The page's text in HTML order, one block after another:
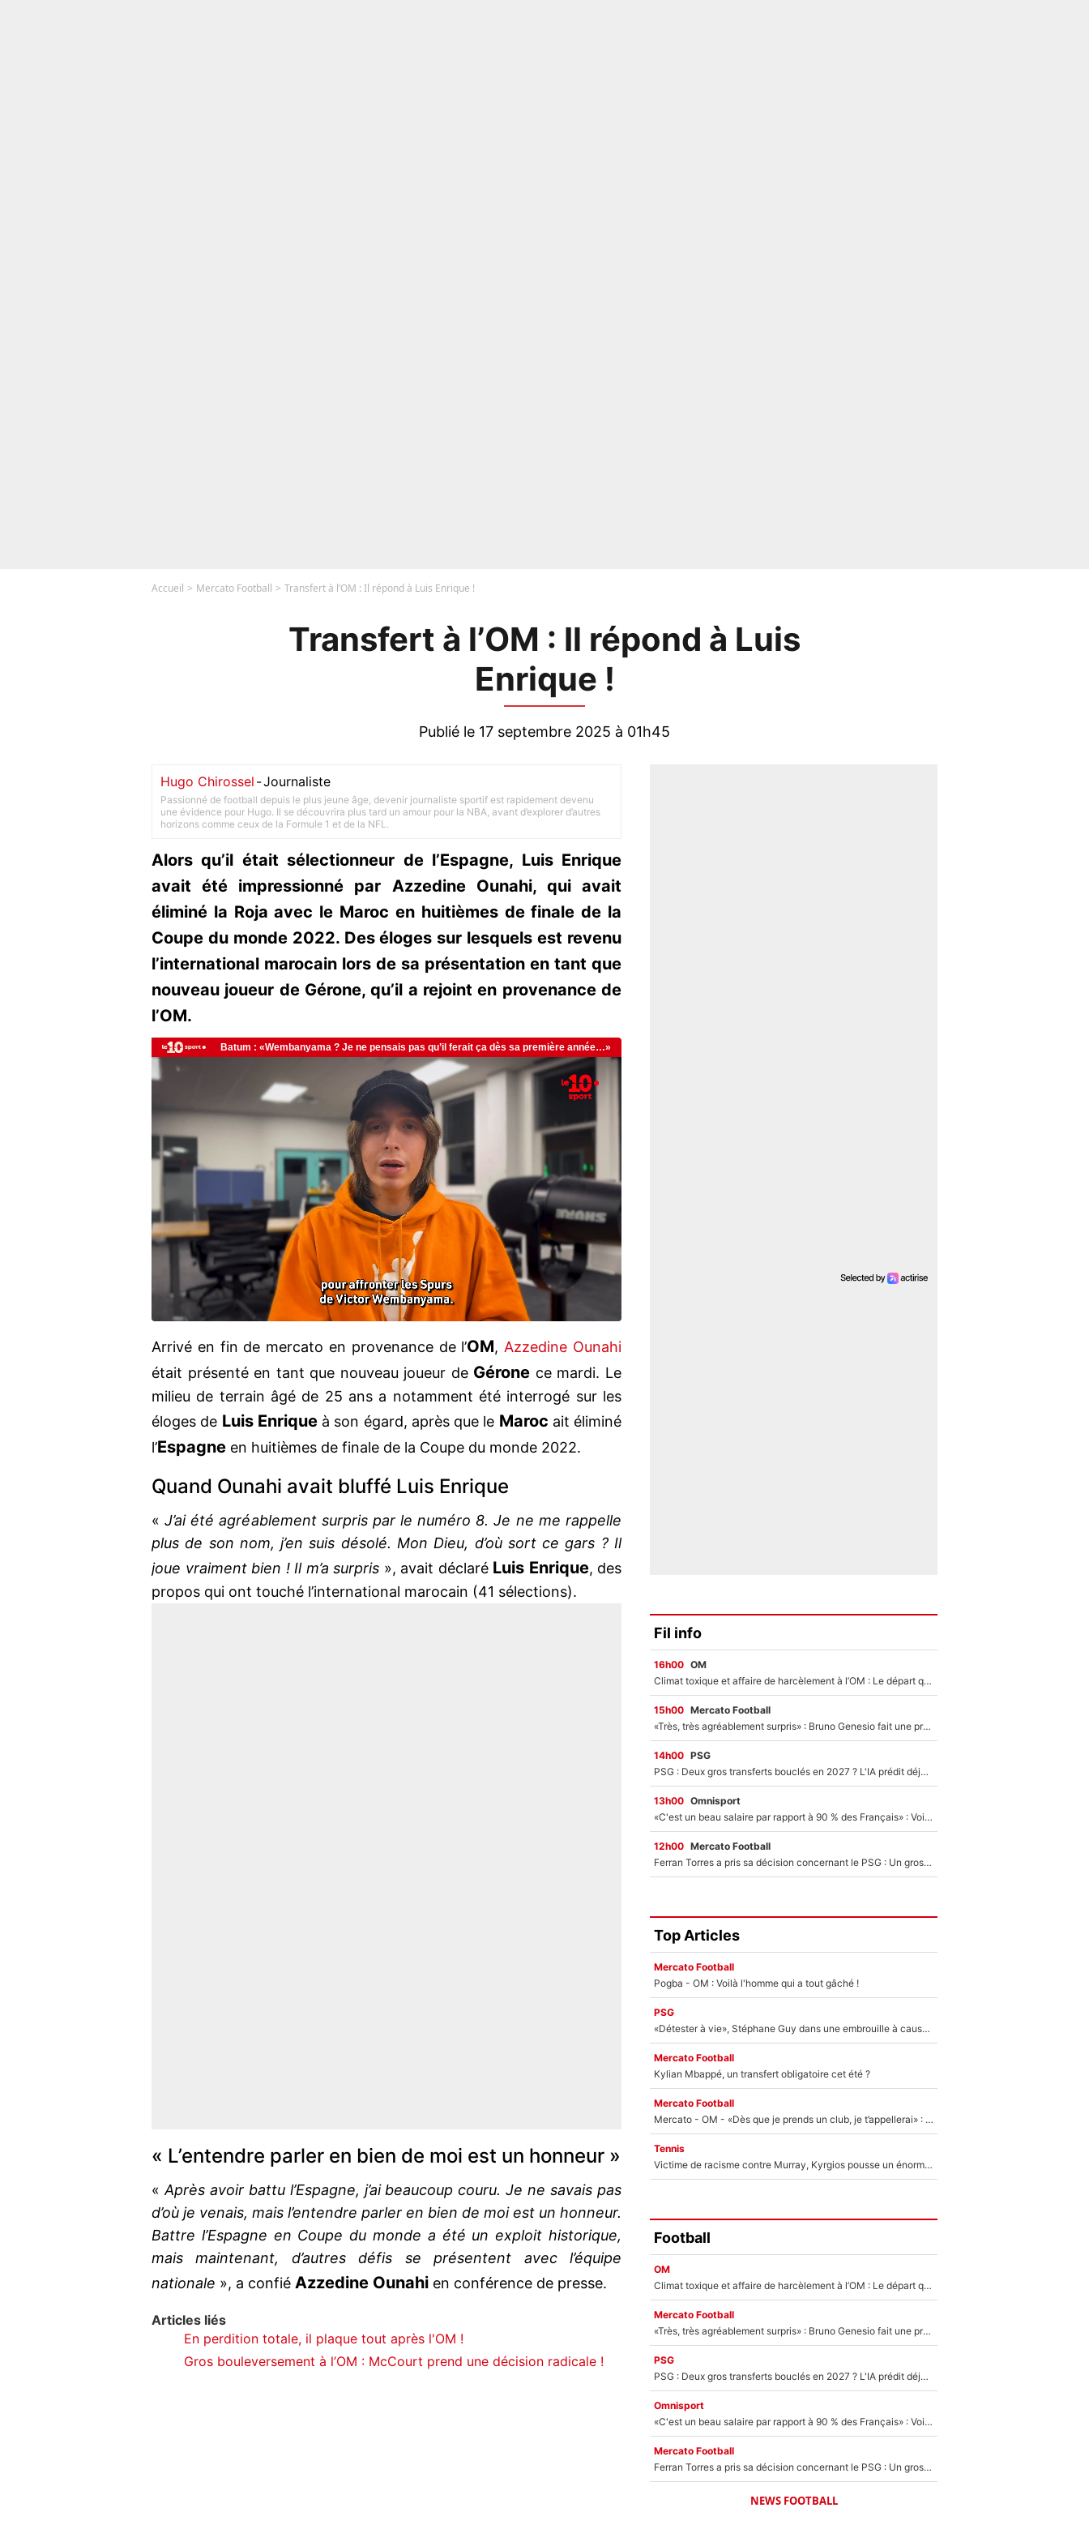
Accueil Mercato Football Transfert à l’OM : Il répond à Luis Enrique !
Transfert à l’OM : Il répond à Luis
Enrique !
Publié le 17 septembre 2025 à 01h45
Hugo Chirossel -Journaliste
Passionné de football depuis le plus jeune âge, devenir journaliste sportif est rapidement devenu
une évidence pour Hugo. Il se découvrira plus tard un amour pour la NBA, avant d’explorer d’autres
horizons comme ceux de la Formule 1 et de la NFL.
Alors qu’il était sélectionneur de l’Espagne, Luis Enrique
avait été impressionné par Azzedine Ounahi, qui avait
éliminé la Roja avec le Maroc en huitièmes de finale de la
Coupe du monde 2022. Des éloges sur lesquels est revenu
l’international marocain lors de sa présentation en tant que
nouveau joueur de Gérone, qu’il a rejoint en provenance de
l’OM.
Arrivé en fin de mercato en provenance de l’OM,Azzedine Ounahi
était présenté en tant que nouveau joueur de Gérone ce mardi. Le
milieu de terrain âgé de 25 ans a notamment été interrogé sur les
éloges de Luis Enriqueà son égard, après que le Maroc ait éliminé
l’Espagne en huitièmes de finale de la Coupe du monde 2022.
Quand Ounahi avait bluffé Luis Enrique
« J’ai été agréablement surpris par le numéro 8. Je ne me rappelle
plus de son nom, j’en suis désolé. Mon Dieu, d’où sort ce gars ? Il
joue vraiment bien ! Il m’a surpris », avait déclaré Luis Enrique, des
propos qui ont touché l’international marocain (41 sélections).
« L’entendre parler en bien de moi est un honneur »
«Après avoir battu l’Espagne, j’ai beaucoup couru. Je ne savais pas
d’où je venais, mais l’entendre parler en bien de moi est un honneur.
Battre l’Espagne en Coupe du monde a été un exploit historique,
mais maintenant, d’autres défis se présentent avec l’équipe
nationale », a confié Azzedine Ounahi en conférence de presse.
Articles liés
En perdition totale, il plaque tout après l'OM !
Gros bouleversement à l’OM : McCourt prend une décision radicale !
Fil info
16h00 OM
Climat toxique et affaire de harcèlement à l’OM : Le départ qui soulage le vestiaire de Bruno Genesio
15h00 Mercato Football
«Très, très agréablement surpris» : Bruno Genesio fait une promesse pour la suite du mercato de l’OM et rassure les supporters
14h00 PSG
PSG : Deux gros transferts bouclés en 2027 ? L'IA prédit déjà les deux joueurs qui pourraient rejoindre Luis Enrique !
13h00 Omnisport
«C'est un beau salaire par rapport à 90 % des Français» : Voilà combien touchait Nelson Monfort sur France Télévisions avant de rejoindre CNews
12h00 Mercato Football
Ferran Torres a pris sa décision concernant le PSG : Un gros club étranger prêt à relancer le feuilleton pour la signature du champion du monde 2026 !
Top Articles
Mercato Football
Pogba - OM : Voilà l'homme qui a tout gâché !
PSG
«Détester à vie», Stéphane Guy dans une embrouille à cause du PSG !
Mercato Football
Kylian Mbappé, un transfert obligatoire cet été ?
Mercato Football
Mercato - OM - «Dès que je prends un club, je t’appellerai» : La promesse de Marcelino au moment de claquer la porte
Tennis
Victime de racisme contre Murray, Kyrgios pousse un énorme coup de gueule !
Football
OM
Climat toxique et affaire de harcèlement à l’OM : Le départ qui soulage le vestiaire de Bruno Genesio
Mercato Football
«Très, très agréablement surpris» : Bruno Genesio fait une promesse pour la suite du mercato de l’OM et rassure les supporters
PSG
PSG : Deux gros transferts bouclés en 2027 ? L'IA prédit déjà les deux joueurs qui pourraient rejoindre Luis Enrique !
Omnisport
«C'est un beau salaire par rapport à 90 % des Français» : Voilà combien touchait Nelson Monfort sur France Télévisions avant de rejoindre CNews
Mercato Football
Ferran Torres a pris sa décision concernant le PSG : Un gros club étranger prêt à relancer le feuilleton pour la signature du champion du monde 2026 !
NEWS FOOTBALL